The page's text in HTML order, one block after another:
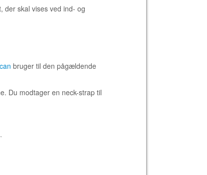
der skal vises ved ind- og
bruger til den pågældende
Du modtager en neck-strap til